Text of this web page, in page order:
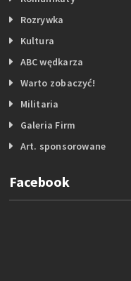
Rozrywka
Kultura
ABC wędkarza
Warto zobaczyć!
Militaria
Galeria Firm
Art. sponsorowane
Facebook